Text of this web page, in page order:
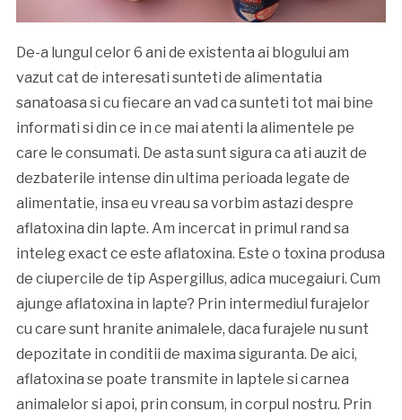
De-a lungul celor 6 ani de existenta ai blogului am
vazut cat de interesati sunteti de alimentatia
sanatoasa si cu fiecare an vad ca sunteti tot mai bine
informati si din ce in ce mai atenti la alimentele pe
care le consumati. De asta sunt sigura ca ati auzit de
dezbaterile intense din ultima perioada legate de
alimentatie, insa eu vreau sa vorbim astazi despre
aflatoxina din lapte. Am incercat in primul rand sa
inteleg exact ce este aflatoxina. Este o toxina produsa
de ciupercile de tip Aspergillus, adica mucegaiuri. Cum
ajunge aflatoxina in lapte? Prin intermediul furajelor
cu care sunt hranite animalele, daca furajele nu sunt
depozitate in conditii de maxima siguranta. De aici,
aflatoxina se poate transmite in laptele si carnea
animalelor si apoi, prin consum, in corpul nostru. Prin